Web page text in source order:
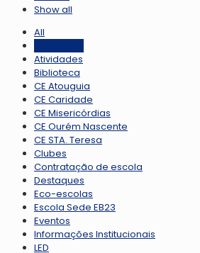
Show all
All
Atividades
Biblioteca
CE Atouguia
CE Caridade
CE Misericórdias
CE Ourém Nascente
CE STA. Teresa
Clubes
Contratação de escola
Destaques
Eco-escolas
Escola Sede EB23
Eventos
Informações Institucionais
LED